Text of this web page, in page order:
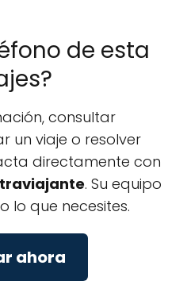
de esta
consultar
un viaje o resolver
directamente con
. Su equipo
lo que necesites.
ahora